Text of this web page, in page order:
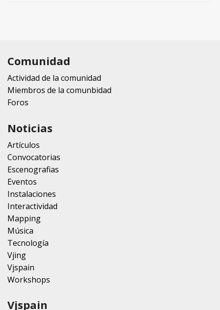
Comunidad
Actividad de la comunidad
Miembros de la comunbidad
Foros
Noticias
Artículos
Convocatorias
Escenografias
Eventos
Instalaciones
Interactividad
Mapping
Música
Tecnología
Vjing
Vjspain
Workshops
Vjspain